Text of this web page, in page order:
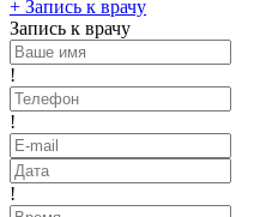
+ Запись к врачу
Запись к врачу
!
!
!